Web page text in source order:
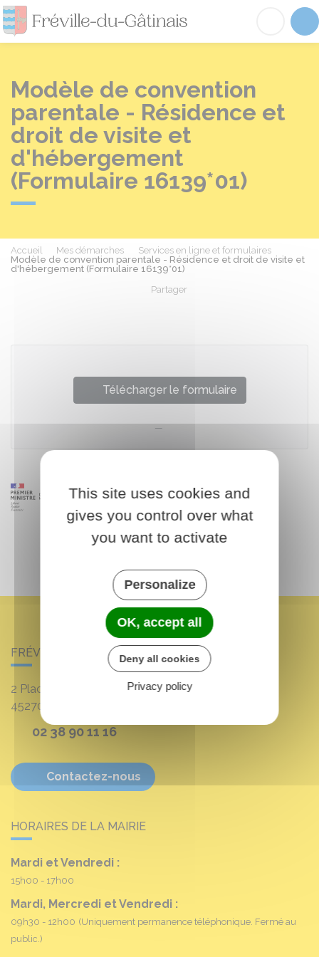
Fréville-du-
Modèle de convention
parentale - Résidence et
droit de visite et
d'hébergement
(Formulaire 16139*01)
Accueil Mes démarches
Services en ligne et formulaires
Modèle de convention parentale - Résidence et droit de visite et
d'hébergement (Formulaire 16139*01)
Partager
Télécharger le formulaire
FRÉVILLE-DU-GÂTINAIS
2 Place Louis Croum
45270
02 38 90 11 16
Contactez-nous
HORAIRES DE LA MAIRIE
Mardi et Vendredi :
15h00 - 17h00
Mardi, Mercredi et Vendredi :
09h30 - 12h00 (Uniquement permanence téléphonique. Fermé au
public.)
This site uses cookies and
gives you control over what
you want to activate
Personalize
OK, accept all
Deny all cookies
Privacy policy